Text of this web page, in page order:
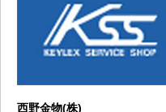
西野金物(株)